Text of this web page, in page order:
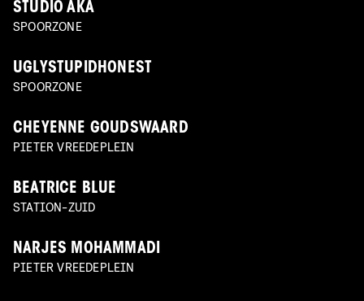
STUDIO AKA
SPOORZONE
UGLYSTUPIDHONEST
SPOORZONE
CHEYENNE GOUDSWAARD
PIETER VREEDEPLEIN
BEATRICE BLUE
STATION-ZUID
NARJES MOHAMMADI
PIETER VREEDEPLEIN